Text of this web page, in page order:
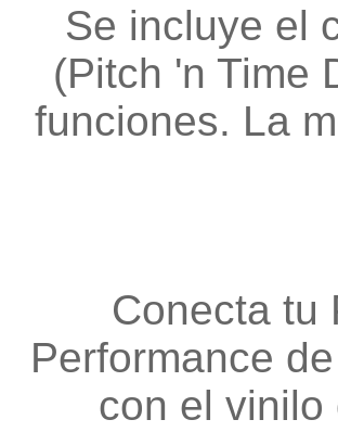
Se incluye el
(Pitch 'n Time
funciones. La
Conecta tu
Performance
con el vinilo